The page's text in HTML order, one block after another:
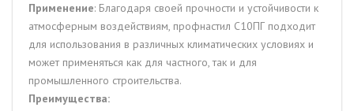
Применение: Благодаря своей прочности и устойчивости к
атмосферным воздействиям, профнастил С10ПГ подходит
для использования в различных климатических условиях и
может применяться как для частного, так и для
промышленного строительства.
Преимущества: